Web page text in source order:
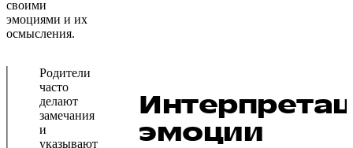
своими
эмоциями и их
осмысления.
Родители
часто
делают
замечания
и
указывают
эмоции